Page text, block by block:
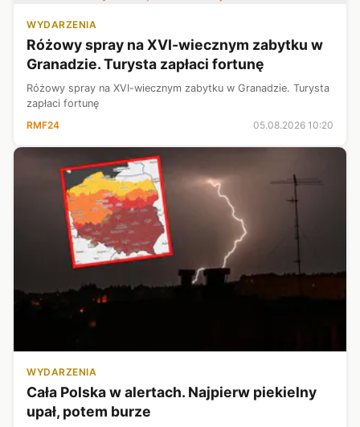
WYDARZENIA
Różowy spray na XVI-wiecznym zabytku w
Granadzie. Turysta zapłaci fortunę
Różowy spray na XVI-wiecznym zabytku w Granadzie. Turysta
zapłaci fortunę
RMF24
05.08.2026 10:20
WYDARZENIA
Cała Polska w alertach. Najpierw piekielny
upał, potem burze